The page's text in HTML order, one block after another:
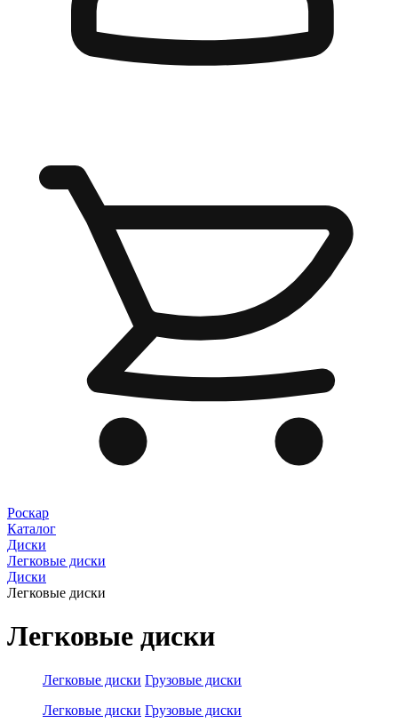
Роскар
Каталог
Диски
Легковые диски
Диски
Легковые диски
Легковые диски
Легковые диски Грузовые диски
Легковые диски Грузовые диски